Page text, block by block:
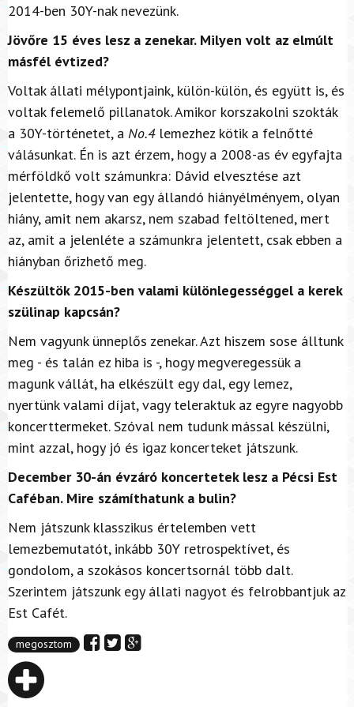
2014-ben 30Y-nak nevezünk.
Jövőre 15 éves lesz a zenekar. Milyen volt az elmúlt
másfél évtized?
Voltak állati mélypontjaink, külön-külön, és együtt is, és
voltak felemelő pillanatok. Amikor korszakolni szokták
a 30Y-történetet, a No.4lemezhez kötik a felnőtté
válásunkat. Én is azt érzem, hogy a 2008-as év egyfajta
mérföldkő volt számunkra: Dávid elvesztése azt
jelentette, hogy van egy állandó hiányélményem, olyan
hiány, amit nem akarsz, nem szabad feltöltened, mert
az, amit a jelenléte a számunkra jelentett, csak ebben a
hiányban őrizhető meg.
Készültök 2015-ben valami különlegességgel a kerek
szülinap kapcsán?
Nem vagyunk ünneplős zenekar. Azt hiszem sose álltunk
meg - és talán ez hiba is -, hogy megveregessük a
magunk vállát, ha elkészült egy dal, egy lemez,
nyertünk valami díjat, vagy teleraktuk az egyre nagyobb
koncerttermeket. Szóval nem tudunk mással készülni,
mint azzal, hogy jó és igaz koncerteket játszunk.
December 30-án évzáró koncertetek lesz a Pécsi Est
Caféban. Mire számíthatunk a bulin?
Nem játszunk klasszikus értelemben vett
lemezbemutatót, inkább 30Y retrospektívet, és
gondolom, a szokásos koncertsornál több dalt.
Szerintem játszunk egy állati nagyot és felrobbantjuk az
Est Cafét.
megosztom